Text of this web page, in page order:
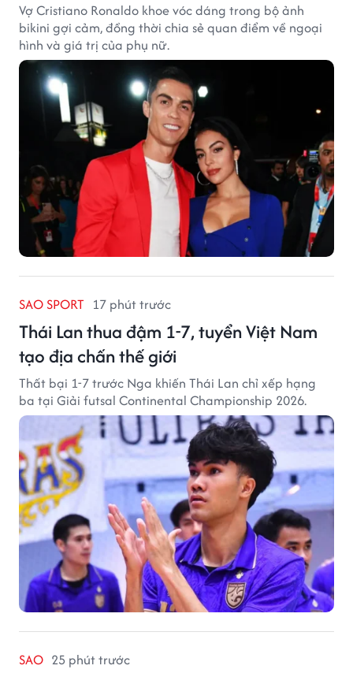
Vợ Cristiano Ronaldo khoe vóc dáng trong bộ ảnh
bikini gợi cảm, đồng thời chia sẻ quan điểm về ngoại
hình và giá trị của phụ nữ.
SAO SPORT 17 phút trước
Thái Lan thua đậm 1-7, tuyển Việt Nam
tạo địa chấn thế giới
Thất bại 1-7 trước Nga khiến Thái Lan chỉ xếp hạng
ba tại Giải futsal Continental Championship 2026.
SAO 25 phút trước